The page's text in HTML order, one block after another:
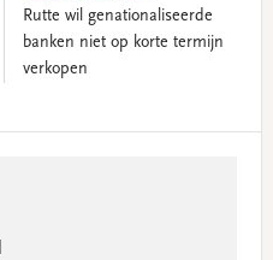
Rutte wil genationaliseerde
banken niet op korte termijn
verkopen